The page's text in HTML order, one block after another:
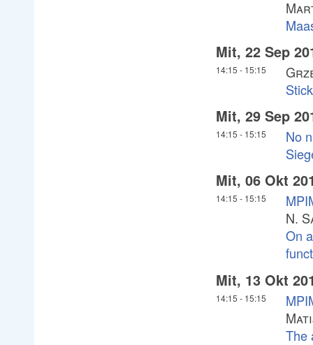
Mit, 22 Sep
14:15 - 15:15
Mit, 29 Sep
14:15 - 15:15
No
Mit, 06 Okt
14:15 - 15:15
N.
On
Mit, 13 Okt
14:15 - 15:15
The